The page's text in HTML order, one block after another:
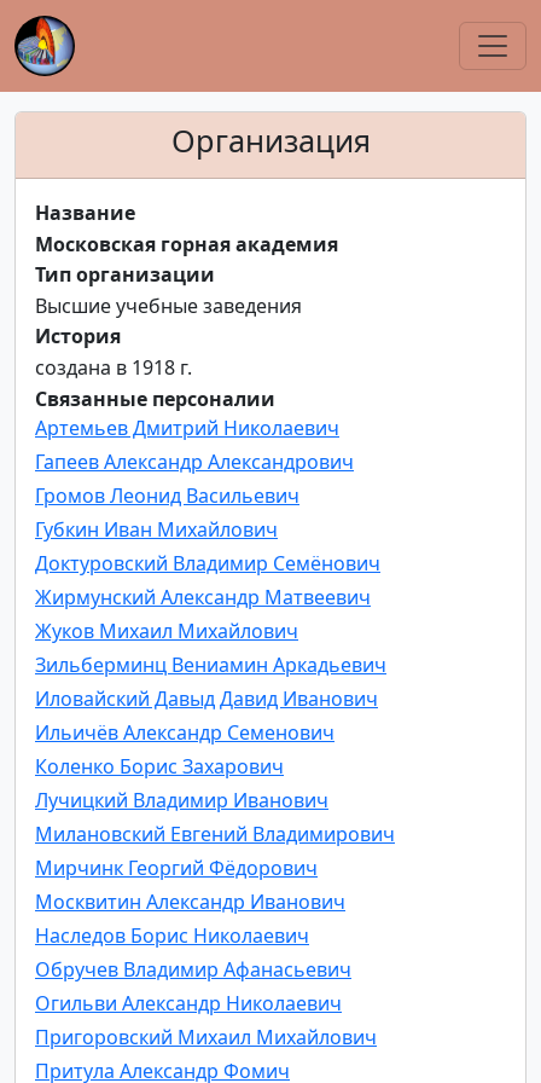
Организация
Название
Московская горная академия
Тип организации
Высшие учебные заведения
История
создана в 1918 г.
Связанные персоналии
Артемьев Дмитрий Николаевич
Гапеев Александр Александрович
Громов Леонид Васильевич
Губкин Иван Михайлович
Доктуровский Владимир Семёнович
Жирмунский Александр Матвеевич
Жуков Михаил Михайлович
Зильберминц Вениамин Аркадьевич
Иловайский Давыд Давид Иванович
Ильичёв Александр Семенович
Коленко Борис Захарович
Лучицкий Владимир Иванович
Милановский Евгений Владимирович
Мирчинк Георгий Фёдорович
Москвитин Александр Иванович
Наследов Борис Николаевич
Обручев Владимир Афанасьевич
Огильви Александр Николаевич
Пригоровский Михаил Михайлович
Притула Александр Фомич